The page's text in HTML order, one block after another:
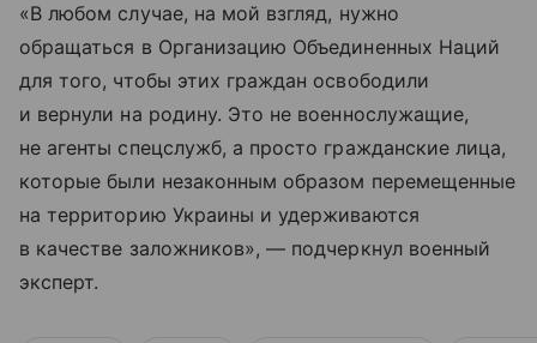
«В любом случае, на мой взгляд, нужно
обращаться в Организацию Объединенных Наций
для того, чтобы этих граждан освободили
и вернули на родину. Это не военнослужащие,
не агенты спецслужб, а просто гражданские лица,
которые были незаконным образом перемещенные
на территорию Украины и удерживаются
в качестве заложников», — подчеркнул военный
эксперт.